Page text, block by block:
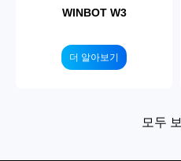
WINBOT W3
더 알아보기
모두